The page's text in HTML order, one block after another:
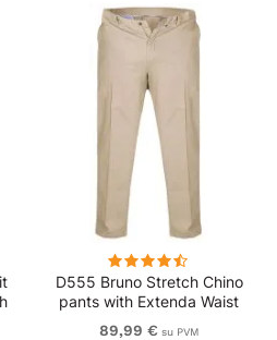
D555 Bruno Stretch Chino
pants with Extenda Waist
Beige
89,99 € su PVM